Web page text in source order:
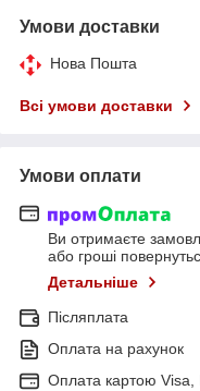
Умови доставки
Нова Пошта
Всі умови доставки
Умови оплати
Ви отримаєте
або гроші
Детальніше
Післяплата
Оплата на рахунок
Оплата картою